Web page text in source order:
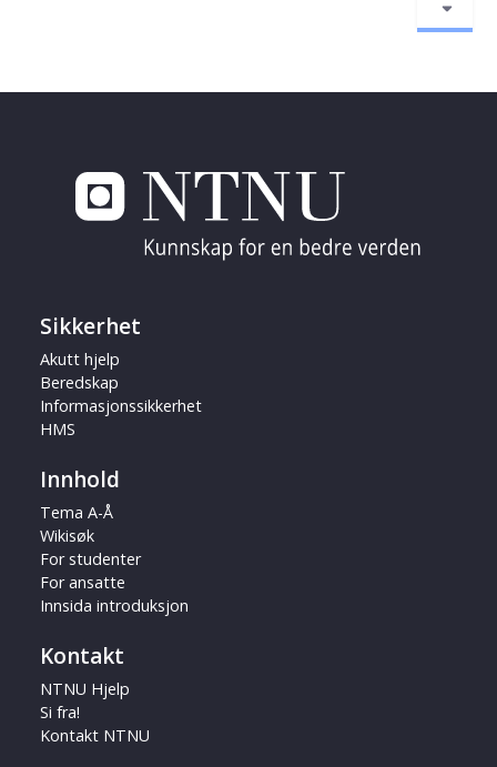
Sikkerhet
Akutt hjelp
Beredskap
Informasjonssikkerhet
HMS
Innhold
Tema A-Å
Wikisøk
For studenter
For ansatte
Innsida introduksjon
Kontakt
NTNU Hjelp
Si fra!
Kontakt NTNU